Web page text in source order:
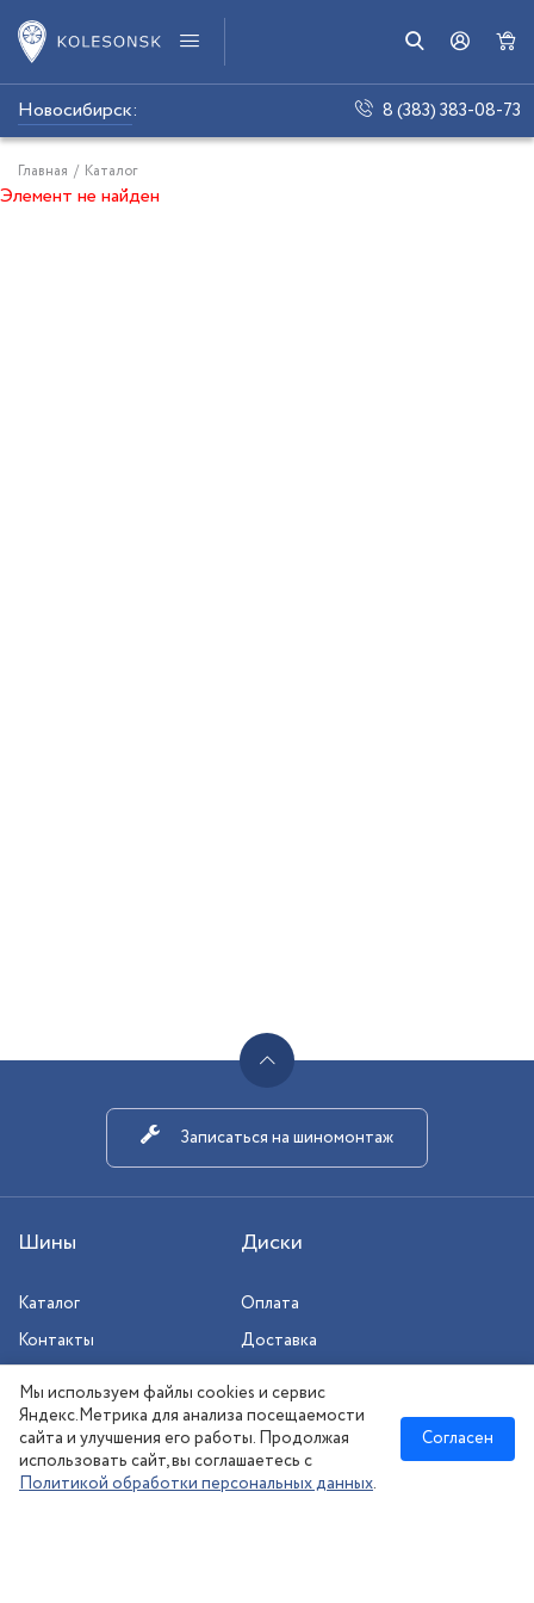
Новосибирск: 8 (383) 383-08-73
Главная / Каталог
Элемент не найден
Шины Диски
Каталог
Контакты
Оплата
Доставка
Сезонное хранение
Записаться на шиномонтаж
Новосибирск:
Мы используем файлы cookies и сервис
Яндекс.Метрика для анализа посещаемости
сайта и улучшения его работы. Продолжая
использовать сайт, вы соглашаетесь с
Политикой обработки персональных данных.
Согласен